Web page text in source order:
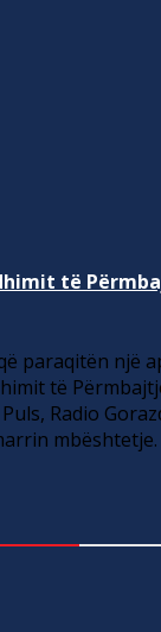
të
paraqitën një
të
Radio
mbështetje.